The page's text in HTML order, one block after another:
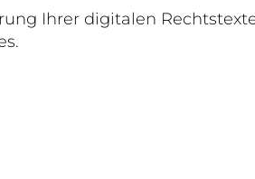
Ihrer digitalen